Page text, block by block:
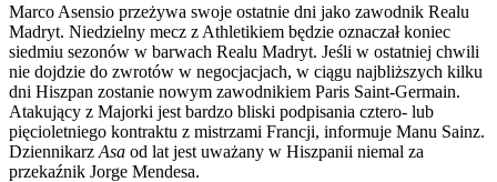
Marco Asensio przeżywa swoje ostatnie dni jako zawodnik Realu
Madryt. Niedzielny mecz z Athletikiem będzie oznaczał koniec
siedmiu sezonów w barwach Realu Madryt. Jeśli w ostatniej chwili
nie dojdzie do zwrotów w negocjacjach, w ciągu najbliższych kilku
dni Hiszpan zostanie nowym zawodnikiem Paris Saint-Germain.
Atakujący z Majorki jest bardzo bliski podpisania cztero- lub
pięcioletniego kontraktu z mistrzami Francji, informuje Manu Sainz.
Dziennikarz Asa od lat jest uważany w Hiszpanii niemal za
przekaźnik Jorge Mendesa.